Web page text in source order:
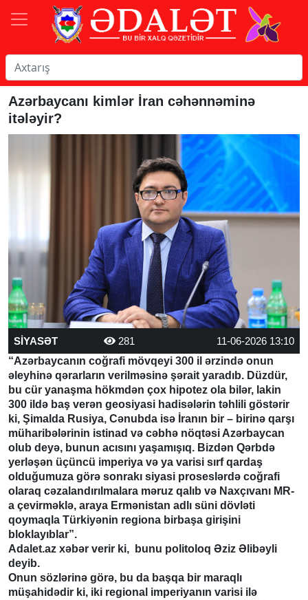
Azərbaycanı kimlər İran cəhənnəminə
itələyir?
SİYASƏT 281
11-06-2026 13:10
“Azərbaycanın coğrafi mövqeyi 300 il ərzində onun
əleyhinə qərarların verilməsinə şərait yaradıb. Düzdür,
bu cür yanaşma hökmdən çox hipotez ola bilər, lakin
300 ildə baş verən geosiyasi hadisələrin təhlili göstərir
ki, Şimalda Rusiya, Cənubda isə İranın bir – birinə qarşı
müharibələrinin istinad və cəbhə nöqtəsi Azərbaycan
olub deyə, bunun acısını yaşamışıq. Bizdən Qərbdə
yerləşən üçüncü imperiya və ya varisi sırf qardaş
olduğumuza görə sonrakı siyasi proseslərdə coğrafi
olaraq cəzalandırılmalara məruz qalıb və Naxçıvanı MR-
a çevirməklə, araya Ermənistan adlı süni dövləti
qoymaqla Türkiyənin regiona birbaşa girişini
bloklayıblar”.
Adalet.az xəbər verir ki, bunu politoloq Əziz Əlibəyli
deyib.
Onun sözlərinə görə, bu da başqa bir maraqlı
müşahidədir ki, iki regional imperiyanın varisi ilə